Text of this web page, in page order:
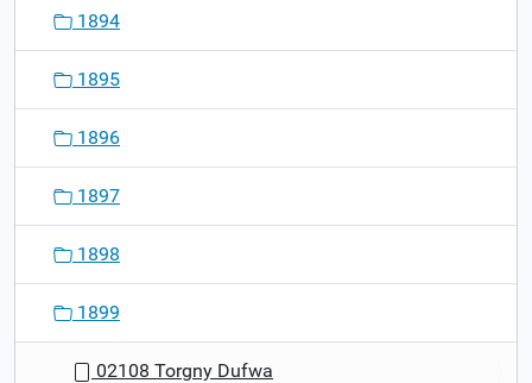
1894
1895
1896
1897
1898
1899
02108 Torgny Dufwa